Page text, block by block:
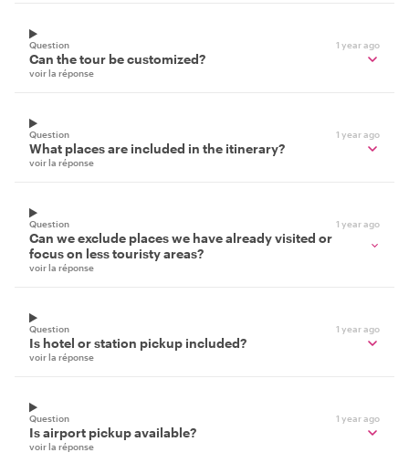
Question 1 year ago
Can the tour be customized?
voir la réponse
Question 1 year ago
What places are included in the itinerary?
voir la réponse
Question 1 year ago
Can we exclude places we have already visited or
focus on less touristy areas?
voir la réponse
Question 1 year ago
Is hotel or station pickup included?
voir la réponse
Question 1 year ago
Is airport pickup available?
voir la réponse